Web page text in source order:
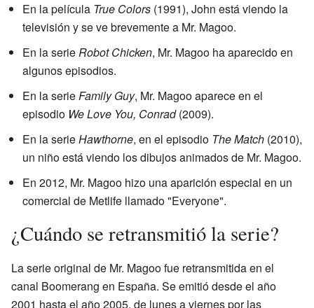
En la película True Colors (1991), John está viendo la
televisión y se ve brevemente a Mr. Magoo.
En la serieRobot Chicken, Mr. Magoo ha aparecido en
algunos episodios.
En la serieFamily Guy, Mr. Magoo aparece en el
episodio We Love You, Conrad(2009).
En la serieHawthorne, en el episodio The Match (2010),
un niño está viendo los dibujos animados de Mr. Magoo.
En 2012, Mr. Magoo hizo una aparición especial en un
comercial de Metlife llamado "Everyone".
¿Cuándo se retransmitió la serie?
La serie original de Mr. Magoo fue retransmitida en el
canal Boomerang en España. Se emitió desde el año
2001 hasta el año 2005, de lunes a viernes por las